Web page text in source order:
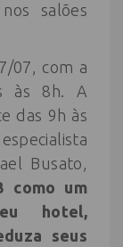
salões
07, com a
às 8h. A
das 9h às
Busato,
como um
hotel,
seus